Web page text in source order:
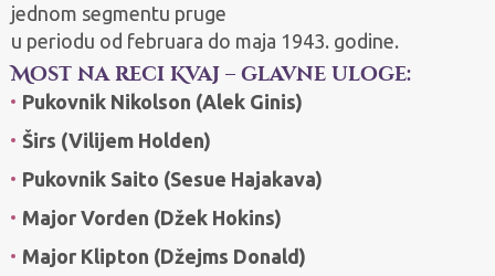
jednom segmentu pruge
u periodu od februara do maja 1943. godine.
Most na reci Kvaj – glavne uloge:
Pukovnik Nikolson (Alek Ginis)
Širs (Vilijem Holden)
Pukovnik Saito (Sesue Hajakava)
Major Vorden (Džek Hokins)
Major Klipton (Džejms Donald)